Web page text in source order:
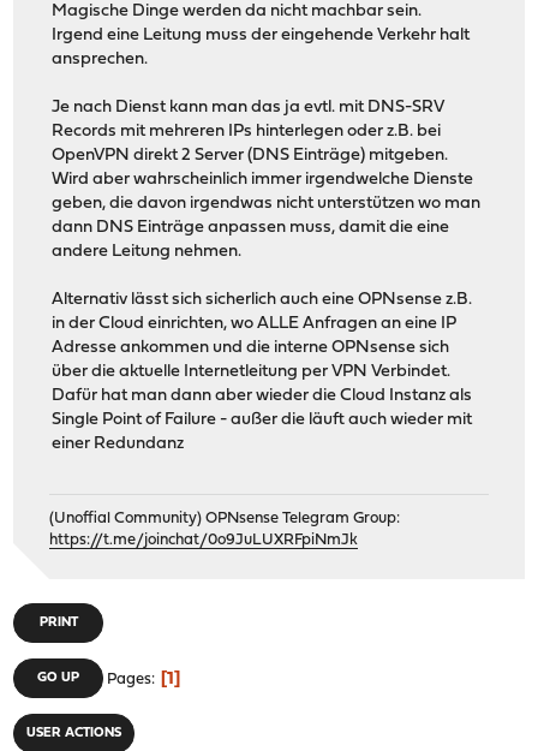
Magische Dinge werden da nicht machbar sein.
Irgend eine Leitung muss der eingehende Verkehr halt
ansprechen.
Je nach Dienst kann man das ja evtl. mit DNS-SRV
Records mit mehreren IPs hinterlegen oder z.B. bei
OpenVPN direkt 2 Server (DNS Einträge) mitgeben.
Wird aber wahrscheinlich immer irgendwelche Dienste
geben, die davon irgendwas nicht unterstützen wo man
dann DNS Einträge anpassen muss, damit die eine
andere Leitung nehmen.
Alternativ lässt sich sicherlich auch eine OPNsense z.B.
in der Cloud einrichten, wo ALLE Anfragen an eine IP
Adresse ankommen und die interne OPNsense sich
über die aktuelle Internetleitung per VPN Verbindet.
Dafür hat man dann aber wieder die Cloud Instanz als
Single Point of Failure - außer die läuft auch wieder mit
einer Redundanz
(Unoffial Community) OPNsense Telegram Group:
https://t.me/joinchat/0o9JuLUXRFpiNmJk
PRINT
GO UP Pages 1
USER ACTIONS